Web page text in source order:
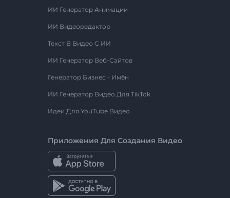
ИИ Генератор Анимации
ИИ Видеоредактор
Текст В Видео С ИИ
ИИ Генератор Веб-Сайтов
Генератор Бизнес - Имён
ИИ Генератор Видео Для TikTok
Идеи Для YouTube Видео
Приложения Для Создания Видео